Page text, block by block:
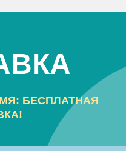
БЕСПЛАТНАЯ